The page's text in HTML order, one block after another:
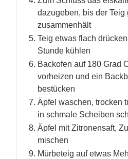
dazugeben, bis der Teig
zusammenhält
Teig etwas flach
Stunde kühlen
Backofen auf 180 Grad
vorheizen und ein
bestücken
Äpfel waschen, trocken
in schmale Scheiben
Äpfel mit Zitronensaft,
mischen
Mürbeteig auf etwas